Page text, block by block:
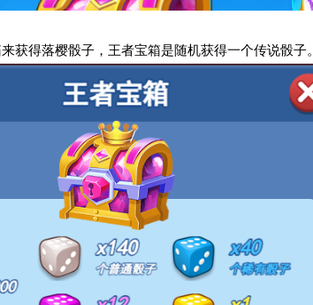
获得落樱骰子，王者宝箱是随机获得一个传说骰子